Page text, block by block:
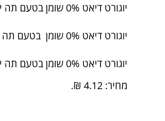
יוגורט דיאט 0% שומן בטעם תה ירוק נענע
יוגורט דיאט 0% שומן בטעם תה ירוק קינמון
יוגורט דיאט 0% שומן בטעם תה ירוק לימונית
מחיר: 4.12 ₪.